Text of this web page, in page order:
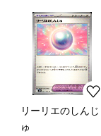
リーリエのしんじ
ゅ